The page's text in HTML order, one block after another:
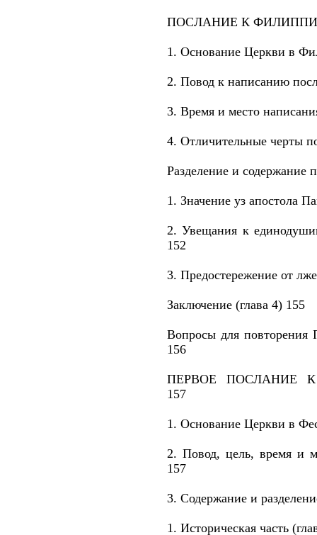
ПОСЛАНИЕ К
1. Основание Церкви в
2. Повод к написанию
3. Время и место
4. Отличительные черты
Разделение и содержание
1. Значение уз апостола
2. Увещания к
152
3. Предостережение от
Заключение (глава 4) 155
Вопросы для
156
ПЕРВОЕ ПОСЛАНИЕ
157
1. Основание Церкви в
2. Повод, цель, время и
157
3. Содержание и
1. Историческая часть